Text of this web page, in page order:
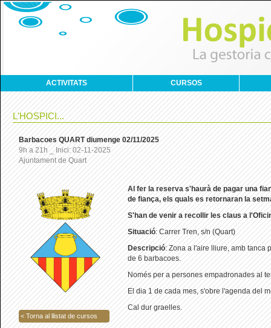
ACTIVITATS CURSOS
L'HOSPICI...
Barbacoes QUART diumenge 02/11/2025
9h a 21h _ Inici: 02-11-2025
Ajuntament de Quart
< Torna al llistat de cursos
Al fer la reserva s'haurà de pagar una
de fiança, els quals es retornaran la
S'han de venir a recollir les claus a
Situació: Carrer Tren, s/n (Quart)
Descripció: Zona a l'aire lliure, amb tanca
de 6 barbacoes.
Només per a persones empadronades al
El dia 1 de cada mes, s'obre l'agenda del
Cal dur graelles.